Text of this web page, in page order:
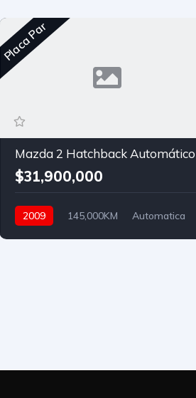
Placa Par
Mazda 2 Hatchback Automático
$31,900,000
2009 145,000KM
Automatica